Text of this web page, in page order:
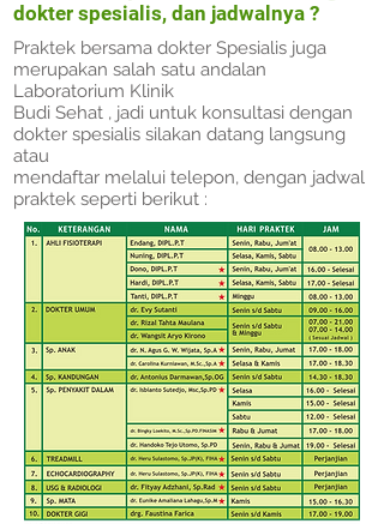
dokter spesialis, dan jadwalnya ?
Praktek bersama dokter Spesialis juga
merupakan salah satu andalan
Laboratorium Klinik
Budi Sehat , jadi untuk konsultasi dengan
dokter spesialis silakan datang langsung
atau
mendaftar melalui telepon, dengan jadwal
praktek seperti berikut :